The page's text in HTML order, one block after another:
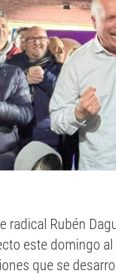
radical Rubén
este domingo
que se